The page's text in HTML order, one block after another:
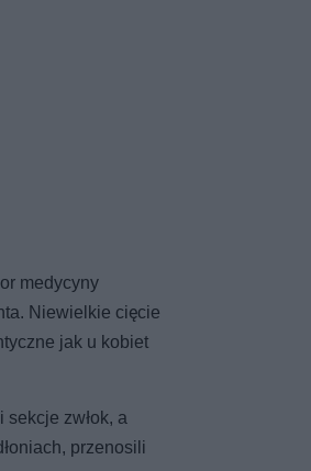
medycyny
Niewielkie cięcie
jak u kobiet
zwłok, a
przenosili